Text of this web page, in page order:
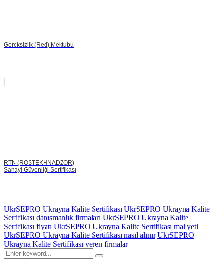
Gereksizlik (Red) Mektubu
RTN (ROSTEKHNADZOR)
Sanayi Güvenliği Sertifikası
UkrSEPRO Ukrayna Kalite Sertifikası UkrSEPRO Ukrayna Kalite
Sertifikası danısmanlık firmaları UkrSEPRO Ukrayna Kalite
Sertifikası fiyatı UkrSEPRO Ukrayna Kalite Sertifikası maliyeti
UkrSEPRO Ukrayna Kalite Sertifikası nasıl alınır UkrSEPRO
Ukrayna Kalite Sertifikası veren firmalar